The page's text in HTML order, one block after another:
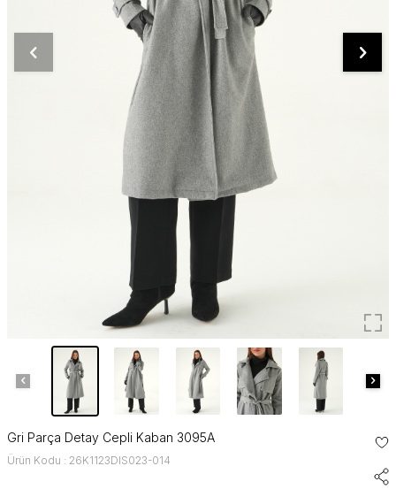
Gri Parça Detay Cepli Kaban 3095A
Ürün Kodu : 26K1123DIS023-014